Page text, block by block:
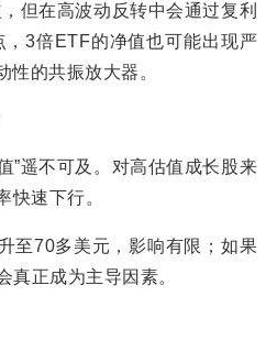
但在高波动反转中会通过复利
3倍ETF的净值也可能出现严
的共振放大器。
”遥不可及。对高估值成长股来
速下行。
至70多美元，影响有限；如果
正成为主导因素。